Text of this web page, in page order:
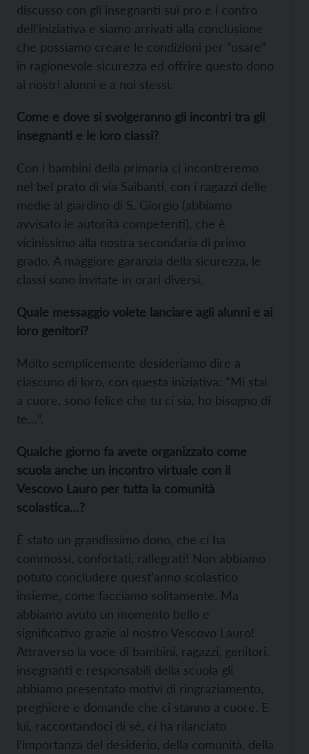
discusso con gli insegnanti sui pro e i contro
dell’iniziativa e siamo arrivati alla conclusione
che possiamo creare le condizioni per “osare”
in ragionevole sicurezza ed offrire questo dono
ai nostri alunni e a noi stessi.
Come e dove si svolgeranno gli incontri tra gli
insegnanti e le loro classi?
Con i bambini della primaria ci incontreremo
nel bel prato di via Saibanti, con i ragazzi delle
medie al giardino di S. Giorgio (abbiamo
avvisato le autorità competenti), che è
vicinissimo alla nostra secondaria di primo
grado. A maggiore garanzia della sicurezza, le
classi sono invitate in orari diversi.
Quale messaggio volete lanciare agli alunni e ai
loro genitori?
Molto semplicemente desideriamo dire a
ciascuno di loro, con questa iniziativa: “Mi stai
a cuore, sono felice che tu ci sia, ho bisogno di
te…”.
Qualche giorno fa avete organizzato come
scuola anche un incontro virtuale con il
Vescovo Lauro per tutta la comunità
scolastica…?
È stato un grandissimo dono, che ci ha
commossi, confortati, rallegrati! Non abbiamo
potuto concludere quest’anno scolastico
insieme, come facciamo solitamente. Ma
abbiamo avuto un momento bello e
significativo grazie al nostro Vescovo Lauro!
Attraverso la voce di bambini, ragazzi, genitori,
insegnanti e responsabili della scuola gli
abbiamo presentato motivi di ringraziamento,
preghiere e domande che ci stanno a cuore. E
lui, raccontandoci di sé, ci ha rilanciato
l’importanza del desiderio, della comunità, della